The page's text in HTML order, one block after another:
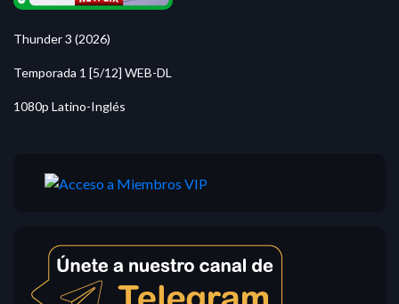
Thunder 3 (2026)
Temporada 1 [5/12] WEB-DL
1080p Latino-Inglés